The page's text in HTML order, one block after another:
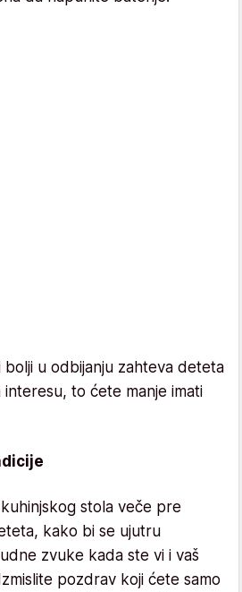
u odbijanju zahteva deteta
interesu, to ćete manje imati
stola veče pre
kako bi se ujutru
zvuke kada ste vi i vaš
pozdrav koji ćete samo